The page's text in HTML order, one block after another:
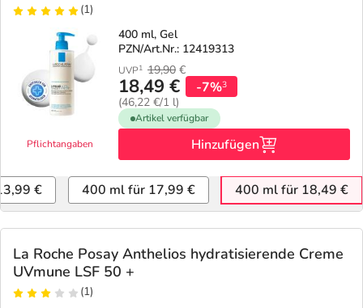
(1)
Pflichtangaben
400 ml, Gel
PZN/Art.Nr.: 12419313
UVP1 19,90 €
18,49 €
(46,22 €/1 l)
-7%3
Artikel verfügbar
Hinzufügen
€ 400 ml für 17,99 € 400 ml für 18,49 €
La Roche Posay Anthelios hydratisierende Creme
UVmune LSF 50 +
(1)